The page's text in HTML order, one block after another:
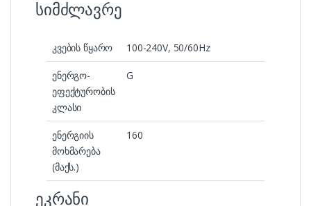
სიმძლავრე
კვების წყარო 100-240V, 50/60Hz
ენერგო-
ეფექტურობის
კლასი
G
ენერგიის
მოხმარება
(მაქს.)
160
ეკრანი